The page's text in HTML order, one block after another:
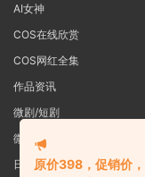
AI女神
COS在线欣赏
COS网红全集
作品资讯
微剧/短剧
微密圈
日系写真原价398，促销价